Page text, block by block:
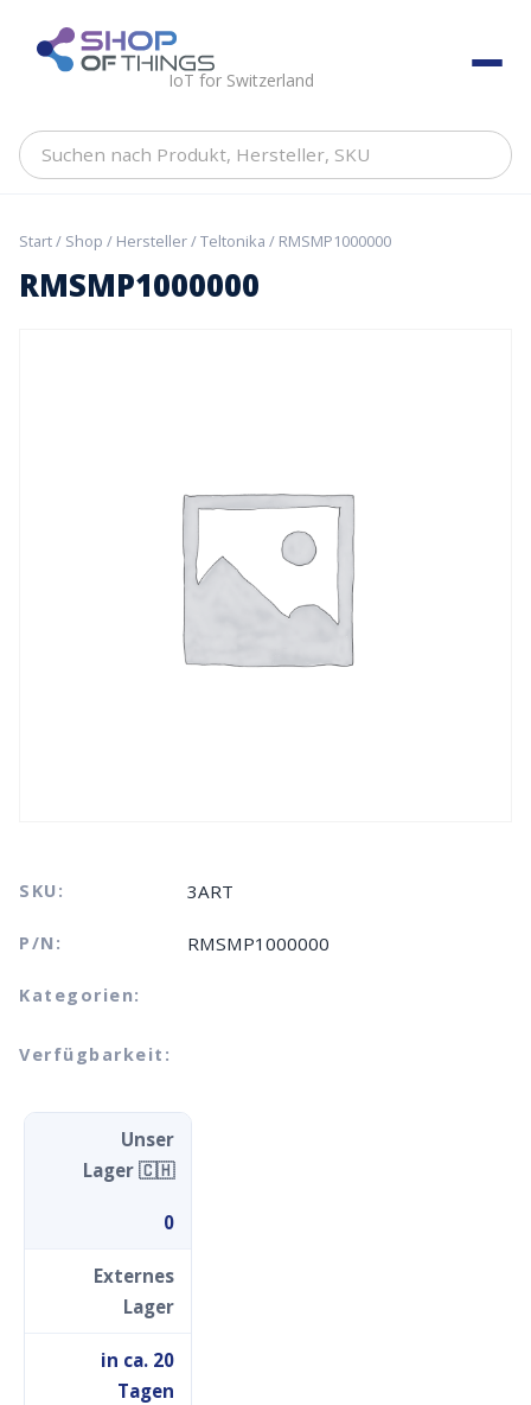
content ShopOfThings
IoT for Switzerland
Suchen
Hersteller,
Start/ Shop / Hersteller/Teltonika / RMSMP1000000
RMSMP1000000
SKU: 3ART
P/N: RMSMP1000000
Kategorien:
Verfügbarkeit:
Unser
Lager 🇨🇭
0
Externes
Lager
in ca. 20
Tagen